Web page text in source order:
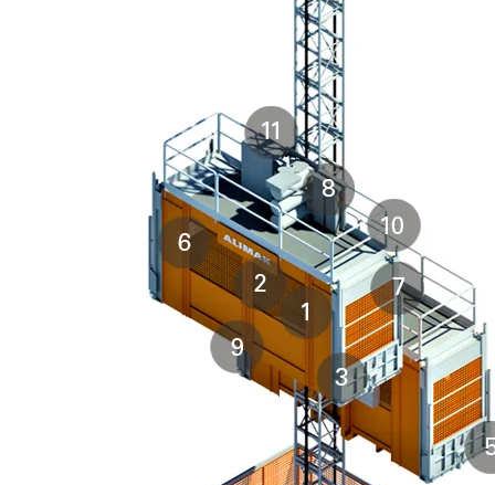
ALIMAK SCANDO 650 FC /28-32
1.5 x 2.8–3.2 m (宽 x 长)
1,700–2,500 kg
ALIMAK SCANDO 650 FC /35-39 ext.
1.5 x 3.5–3.9 m (宽 x 长)